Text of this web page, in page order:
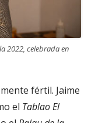
2022, celebrada en
fértil. Jaime
el Tablao El